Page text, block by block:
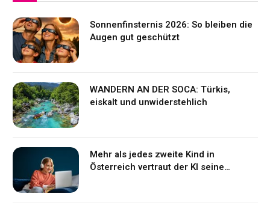
Sonnenfinsternis 2026: So bleiben die
Augen gut geschützt
WANDERN AN DER SOCA: Türkis,
eiskalt und unwiderstehlich
Mehr als jedes zweite Kind in
Österreich vertraut der KI seine